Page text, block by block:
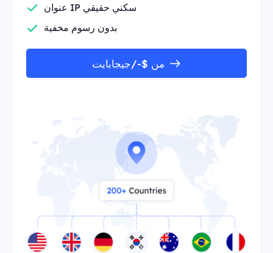
عنوان IP سكني حقيقي
بدون رسوم مخفية
من $-/جيجابايت